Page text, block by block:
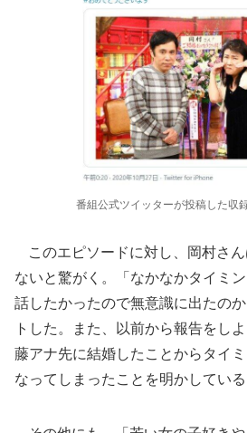
番組公式ツイッターが投稿した収
このエピソードに対し、岡村さ
ないと驚がく。「なかなかタイミ
話したかったので無意識に出たの
トした。また、以前から報告をし
藤アナ先に結婚したことからタイ
なってしまったことを明かしている